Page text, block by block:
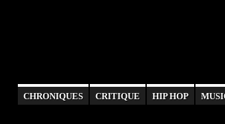
CHRONIQUES CRITIQUE HIP HOP